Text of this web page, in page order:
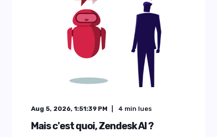
Aug 5, 2026, 1:51:39 PM 4 min lues
Mais c'est quoi, Zendesk AI ?